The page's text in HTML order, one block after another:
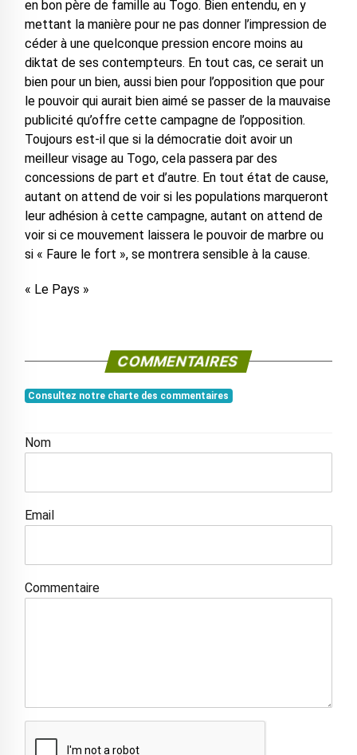
en bon père de famille au Togo. Bien entendu, en y
mettant la manière pour ne pas donner l’impression de
céder à une quelconque pression encore moins au
diktat de ses contempteurs. En tout cas, ce serait un
bien pour un bien, aussi bien pour l’opposition que pour
le pouvoir qui aurait bien aimé se passer de la mauvaise
publicité qu’offre cette campagne de l’opposition.
Toujours est-il que si la démocratie doit avoir un
meilleur visage au Togo, cela passera par des
concessions de part et d’autre. En tout état de cause,
autant on attend de voir si les populations marqueront
leur adhésion à cette campagne, autant on attend de
voir si ce mouvement laissera le pouvoir de marbre ou
si « Faure le fort », se montrera sensible à la cause.
« Le Pays »
COMMENTAIRES
Consultez notre charte des commentaires
Nom
Email
Commentaire